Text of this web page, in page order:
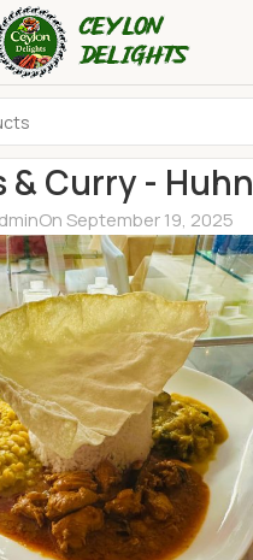
& Curry - Huhn
On September 19, 2025